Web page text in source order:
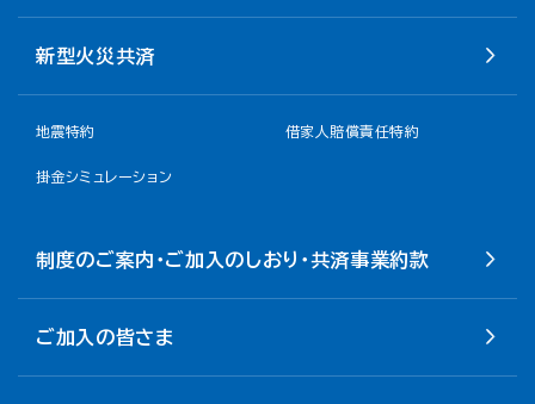
新型火災共済
地震特約 借家人賠償責任特約
掛金シミュレーション
制度のご案内・ご加入のしおり・共済事業約款
ご加入の皆さま